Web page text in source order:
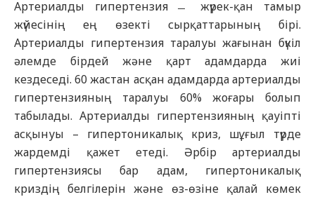
Артериалды гипертензия ̶̶̶̶̶ жүрек-қан тамыр
жүйесінің ең өзекті сырқаттарының бірі.
Артериалды гипертензия таралуы жағынан бүкіл
әлемде бірдей және қарт адамдарда жиі
кездеседі. 60 жастан асқан адамдарда артериалды
гипертензияның таралуы 60% жоғары болып
табылады. Артериалды гипертензияның қауіпті
асқынуы – гипертоникалық криз, шұғыл түрде
жардемді қажет етеді. Әрбір артериалды
гипертензиясы бар адам, гипертоникалық
криздің белгілерін және өз-өзіне қалай көмек